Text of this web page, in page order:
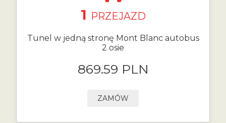
1 PRZEJAZD
Tunel w jedną stronę Mont Blanc autobus
2 osie
869.59 PLN
ZAMÓW